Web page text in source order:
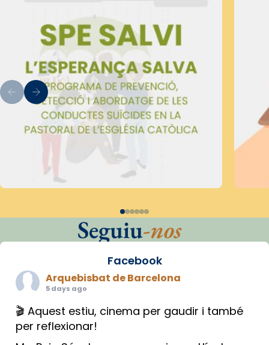
Seguiu-nos
Facebook
Arquebisbat de Barcelona
5 days ago
🎬 Aquest estiu, cinema per gaudir i també
per reflexionar!